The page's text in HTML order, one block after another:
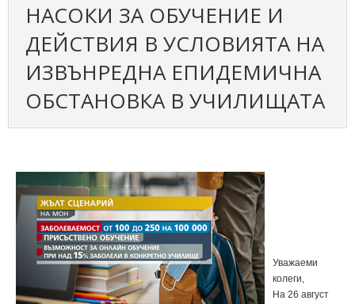
НАСОКИ ЗА ОБУЧЕНИЕ И
ДЕЙСТВИЯ В УСЛОВИЯТА НА
ИЗВЪНРЕДНА ЕПИДЕМИЧНА
ОБСТАНОВКА В УЧИЛИЩАТА
Уважаеми
колеги,
На 26 август